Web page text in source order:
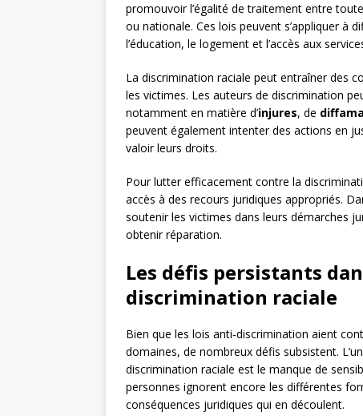
promouvoir l’égalité de traitement entre
ou nationale. Ces lois peuvent s’appliquer à
l’éducation, le logement et l’accès aux
La discrimination raciale peut entraîner des
les victimes. Les auteurs de discrimination
notamment en matière d’injures, de
peuvent également intenter des actions en
valoir leurs droits.
Pour lutter efficacement contre la
accès à des recours juridiques appropriés.
soutenir les victimes dans leurs démarches
obtenir réparation.
Les défis persistants
discrimination raciale
Bien que les lois anti-discrimination aient
domaines, de nombreux défis subsistent.
discrimination raciale est le manque de
personnes ignorent encore les différentes
conséquences juridiques qui en découlent.